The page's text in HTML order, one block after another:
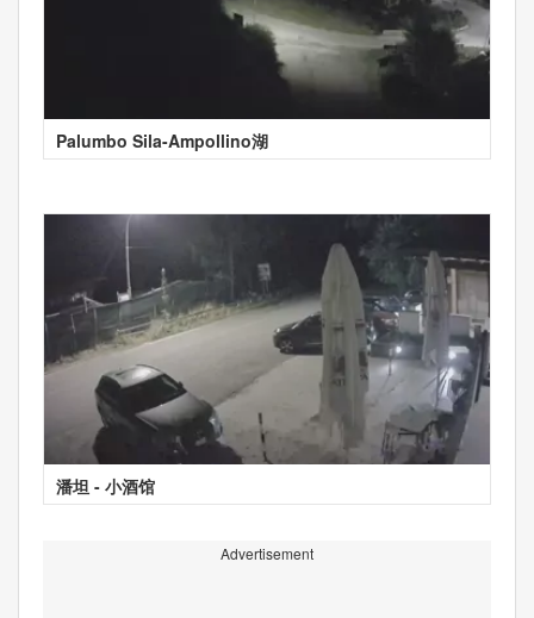
Palumbo Sila-Ampollino湖
潘坦 - 小酒馆
Advertisement